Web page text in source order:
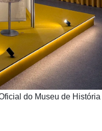
do Museu de História